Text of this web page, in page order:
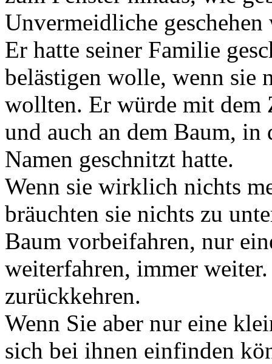
Unvermeidliche
Er hatte seiner Familie
belästigen wolle, wenn sie
wollten. Er würde mit dem
und auch an dem Baum, in
Namen geschnitzt hatte.
Wenn sie wirklich nichts
bräuchten sie nichts zu
Baum vorbeifahren, nur
weiterfahren, immer
zurückkehren.
Wenn Sie aber nur eine
sich bei ihnen einfinden